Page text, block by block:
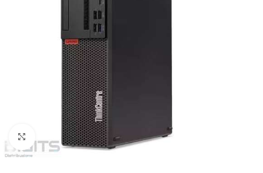
Clicca per ingrandire